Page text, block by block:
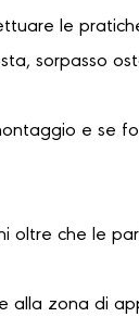
le
sorpasso
e se
che le
zona di